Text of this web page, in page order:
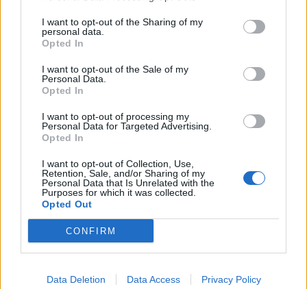
I want to opt-out of the Sharing of my
personal data.
Opted In
I want to opt-out of the Sale of my
Personal Data.
Opted In
I want to opt-out of processing my
Personal Data for Targeted Advertising.
Opted In
I want to opt-out of Collection, Use,
Retention, Sale, and/or Sharing of my
Personal Data that Is Unrelated with the
Purposes for which it was collected.
Opted Out
CONFIRM
Data Deletion Data Access Privacy Policy
Στέφανος Τσιτσιπάς: Διακοπές στην Ελβετία με τη νέα
του σύντροφο (photos)
κρουσμάτων - Τα συμπτώματα που δεν πρέπει να
αγνοήσουμε
Άμεση κι αποτελεσματική επέμβαση της πυροσβεστικής
για φωτιά στα Νέα Ρούματα
Θρίλερ στον Λυκαβηττό: Σε 57χρονη γυναίκα από την